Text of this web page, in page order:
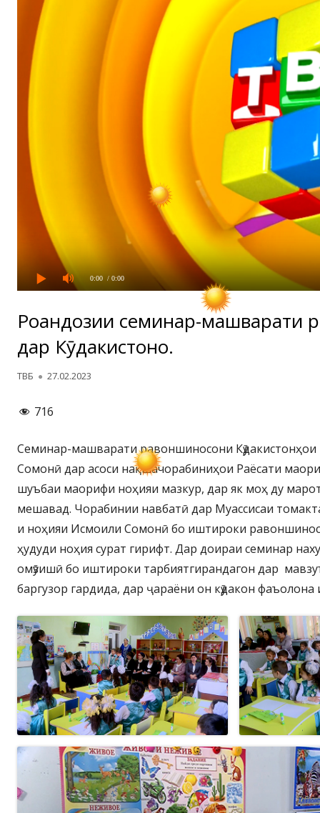
0:00 / 0:00
Роҳандозии семинар-машварати
дар Кӯдакистонҳо.
Автор
ТВБ Опубликовано
27.02.2023
716
Семинар-машварати равоншиносони
Сомонӣ дар асоси нақшачорабиниҳои Раёсати
шуъбаи маорифи ноҳияи мазкур, дар як моҳ ду
мешавад. Чорабинии навбатӣ дар Муассисаи
и ноҳияи Исмоили Сомонӣ бо иштироки
ҳудуди ноҳия сурат гирифт. Дар доираи семинар
омӯзишӣ бо иштироки тарбиятгирандагон дар
баргузор гардида, дар ҷараёни он кӯдакон